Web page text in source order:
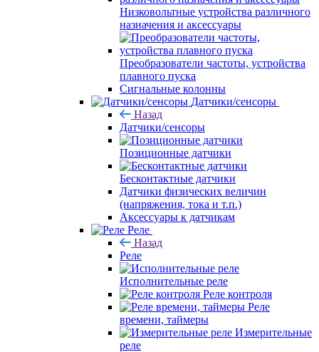
Низковольтные устройства различного
назначения и аксессуары
Преобразователи частоты, устройства
плавного пуска
Сигнальные колонны
Датчики/сенсоры
Назад
Датчики/сенсоры
Позиционные датчики
Бесконтактные датчики
Датчики физических величин
(напряжения, тока и т.п.)
Аксессуары к датчикам
Реле
Назад
Реле
Исполнительные реле
Реле контроля
Реле
времени, таймеры
Измерительные
реле